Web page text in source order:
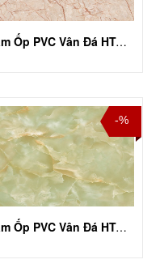
Tấm Ốp PVC Vân Đá HT-A011
-%
Tấm Ốp PVC Vân Đá HT-A016